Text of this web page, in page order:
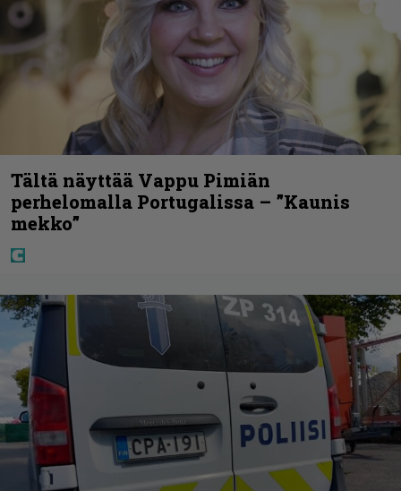
Tältä näyttää Vappu Pimiän
perhelomalla Portugalissa – ”Kaunis
mekko”